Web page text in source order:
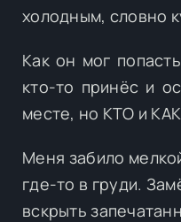
холодным, словно
Как он мог
кто-то принёс и
месте, но КТО и
Меня забило
где-то в груди.
вскрыть